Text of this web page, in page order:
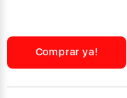
Fi
Comprar ya!